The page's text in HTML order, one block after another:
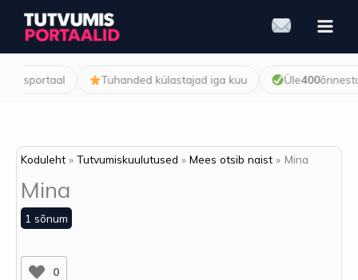
content
Tuhanded külastajad iga kuu Üle400
Koduleht Tutvumiskuulutused Mees otsib naist Mina
Mina
1 sõnum
0